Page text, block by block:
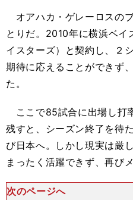
オアハカ・ゲレーロスの
とりだ。2010年に横浜ベ
イスターズ）と契約し、２
期待に応えることができず
た。
ここで85試合に出場し打
残すと、シーズン終了を待
び日本へ。しかし現実は厳
まったく活躍できず、再び
次のページへ